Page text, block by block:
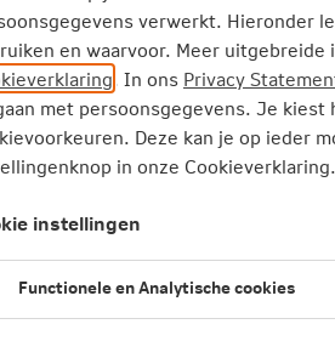
verwerkt. Hieronder
en waarvoor. Meer uitgebreide
. In ons Privacy
met persoonsgegevens. Je kiest
Deze kan je op ieder
in onze Cookieverklaring.
instellingen
Functionele en Analytische cookies